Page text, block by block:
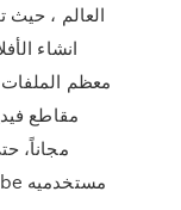
العالم ، حيث
انشاء
معظم
مقاطع
مجاناً،